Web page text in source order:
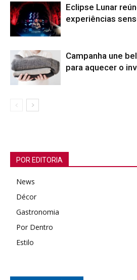
Eclipse Lunar
experiências
Campanha une
para aquecer o
POR EDITORIA
News
Décor
Gastronomia
Por Dentro
Estilo